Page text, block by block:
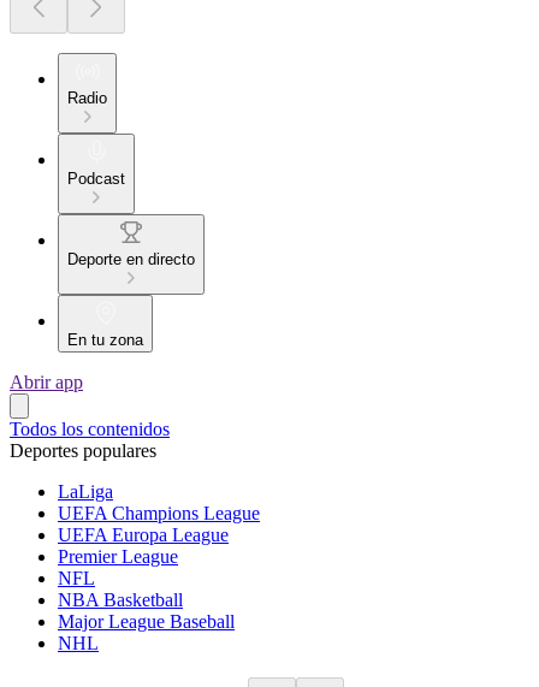
Radio
Podcast
Deporte en directo
En tu zona
Abrir app
Todos los contenidos
Deportes populares
LaLiga
UEFA Champions League
UEFA Europa League
Premier League
NFL
NBA Basketball
Major League Baseball
NHL